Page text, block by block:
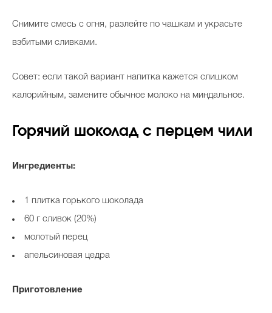
Снимите смесь с огня, разлейте по чашкам и украсьте
взбитыми сливками.
Совет: если такой вариант напитка кажется слишком
калорийным, замените обычное молоко на миндальное.
Горячий шоколад с перцем чили
Ингредиенты:
1 плитка горького шоколада
60 г сливок (20%)
молотый перец
апельсиновая цедра
Приготовление